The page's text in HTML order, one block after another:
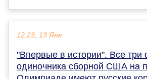
12:23, 13 Янв
"Впервые в истории". Все три
одиночника сборной США на